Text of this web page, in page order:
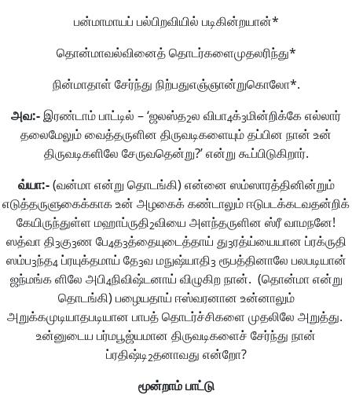
பன்மாமாயப் பல்பிறவியில் படிகின்றயான்*
தொன்மாவல்வினைத் தொடர்களைமுதலரிந்து*
நின்மாதாள் சேர்ந்து நிற்பதுஎஞ்ஞான்றுகொலோ*.
அவ:-இரண்டாம் பாட்டில் – ‘ஜலஸ்த2ல விபா4க்3மின்றிக்கே எல்லார்
தலைமேலும் வைத்தருளின திருவடிகளையும் தப்பின நான் உன்
திருவடிகளிலே சேருவதென்று?’ என்று கூப்பிடுகிறார்.
வ்யா:-(வன்மா என்று தொடங்கி) என்னை ஸம்ஸாரத்தினின்றும்
எடுத்தருளுகைக்காக உன் அழகைக் கண்டாலும் ஈடுபடக்கடவதன்றிக்
கேயிருந்துள்ள மஹாப்ருதி2வியை அளந்தருளின ஸ்ரீ வாமநனே!
ஸத்வா தி3கு3ண பே4த3த்தையுடைத்தாய் து3ரத்ய்யையான ப்ரக்ருதி
ஸம்ப3ந்த4 ப்ரயுக்தமாய் தே3வ மநுஷ்யாதி3 ரூபத்தினாலே பலபடியான்
ஜந்மங்க ளிலே அபி4நிவிஷ்டனாய் விழுகிற நான். (தொன்மா என்று
தொடங்கி) பழையதாய் ஈஸ்வரனான உன்னாலும்
அறுக்கமுடியாதபடியான பாபத் தொடர்ச்சிகளை முதலிலே அறுத்து.
உன்னுடைய பர்மபூஜ்யமான திருவடிகளைச் சேர்ந்து நான்
ப்ரதிஷ்டி2தனாவது என்றோ?
மூன்றாம் பாட்டு